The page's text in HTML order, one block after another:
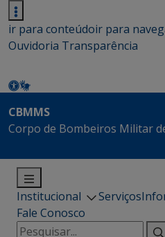
ir para conteúdoir para
Ouvidoria Transparência
CBMMS
Corpo de Bombeiros Militar
Institucional Serviços
Fale Conosco
Pesquisar